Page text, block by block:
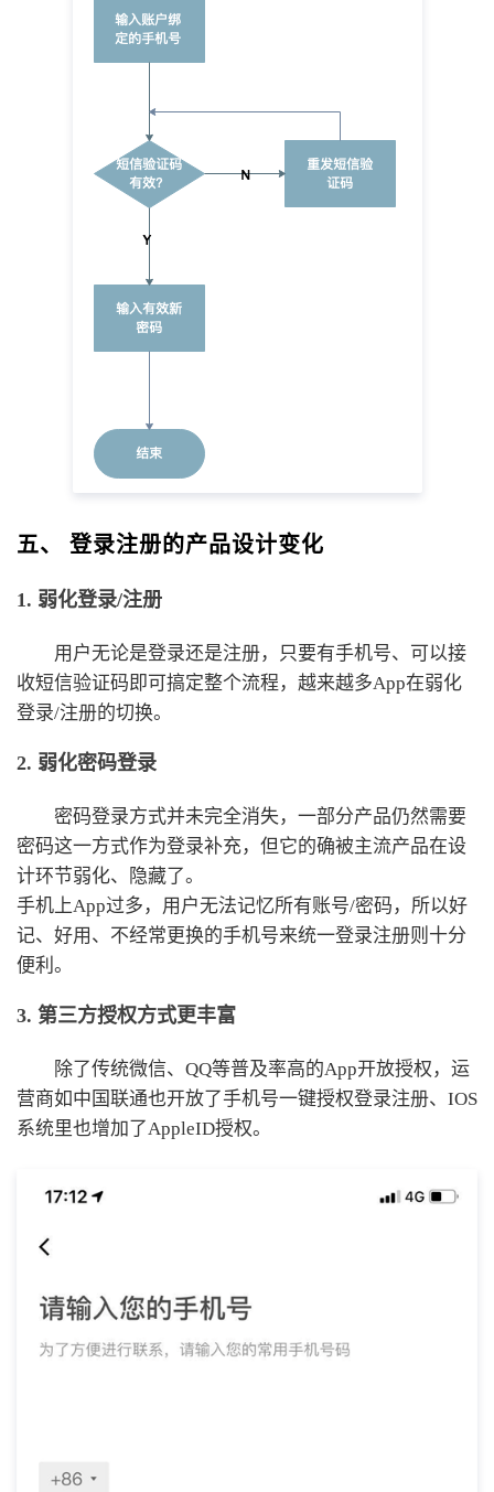
五、 登录注册的产品设计变化
1. 弱化登录/注册
用户无论是登录还是注册，只要有手机号、可以接
收短信验证码即可搞定整个流程，越来越多App在弱化
登录/注册的切换。
2. 弱化密码登录
密码登录方式并未完全消失，一部分产品仍然需要
密码这一方式作为登录补充，但它的确被主流产品在设
计环节弱化、隐藏了。
手机上App过多，用户无法记忆所有账号/密码，所以好
记、好用、不经常更换的手机号来统一登录注册则十分
便利。
3. 第三方授权方式更丰富
除了传统微信、QQ等普及率高的App开放授权，运
营商如中国联通也开放了手机号一键授权登录注册、IOS
系统里也增加了AppleID授权。